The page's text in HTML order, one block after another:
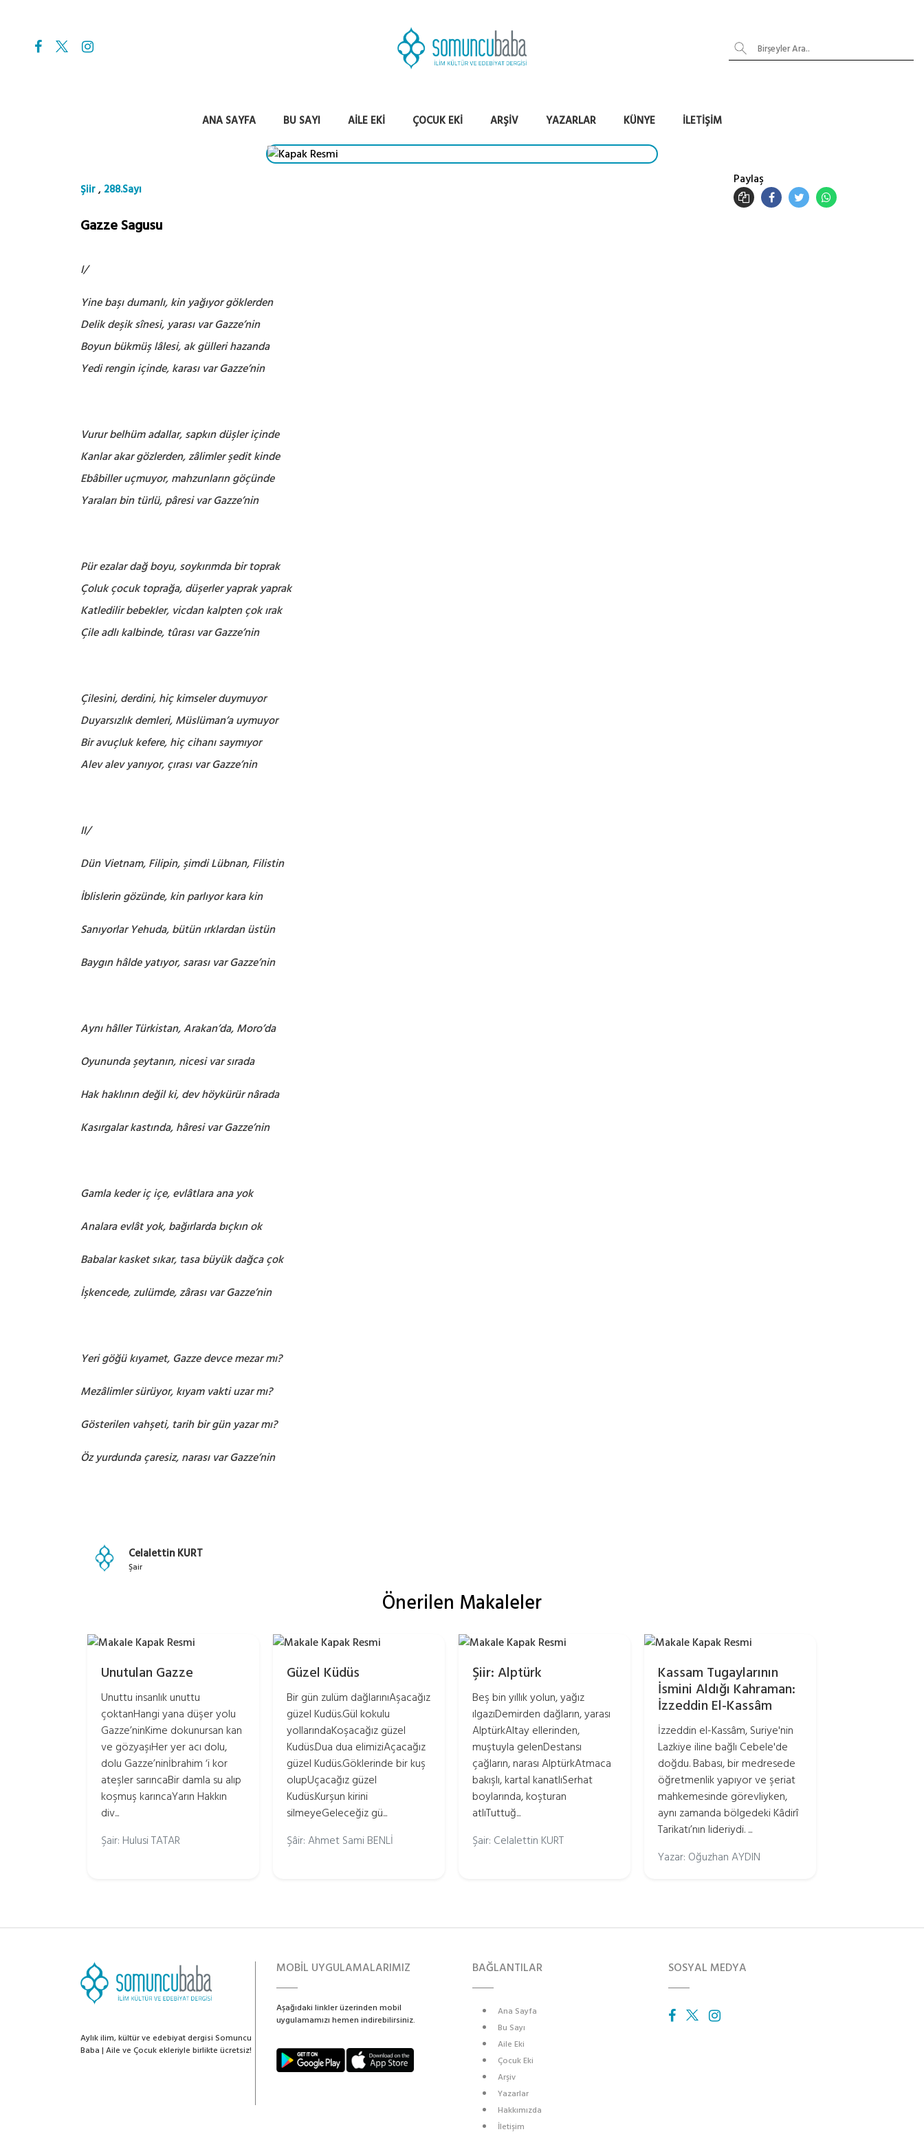
ANA SAYFA BU SAYI AILE EKI ÇOCUK EKI ARŞIV YAZARLAR KÜNYE İLETIŞIM
Şiir, 288.Sayı
Paylaş
Gazze Sagusu
I/
Yine başı dumanlı, kin yağıyor göklerden
Delik deşik sînesi, yarası var Gazze’nin
Boyun bükmüş lâlesi, ak gülleri hazanda
Yedi rengin içinde, karası var Gazze’nin
Vurur belhüm adallar, sapkın düşler içinde
Kanlar akar gözlerden, zâlimler şedit kinde
Ebâbiller uçmuyor, mahzunların göçünde
Yaraları bin türlü, pâresi var Gazze’nin
Pür ezalar dağ boyu, soykırımda bir toprak
Çoluk çocuk toprağa, düşerler yaprak yaprak
Katledilir bebekler, vicdan kalpten çok ırak
Çile adlı kalbinde, tûrası var Gazze’nin
Çilesini, derdini, hiç kimseler duymuyor
Duyarsızlık demleri, Müslüman’a uymuyor
Bir avuçluk kefere, hiç cihanı saymıyor
Alev alev yanıyor, çırası var Gazze’nin
II/
Dün Vietnam, Filipin, şimdi Lübnan, Filistin
İblislerin gözünde, kin parlıyor kara kin
Sanıyorlar Yehuda, bütün ırklardan üstün
Baygın hâlde yatıyor, sarası var Gazze’nin
Aynı hâller Türkistan, Arakan’da, Moro’da
Oyununda şeytanın, nicesi var sırada
Hak haklının değil ki, dev höykürür nârada
Kasırgalar kastında, hâresi var Gazze’nin
Gamla keder iç içe, evlâtlara ana yok
Analara evlât yok, bağırlarda bıçkın ok
Babalar kasket sıkar, tasa büyük dağca çok
İşkencede, zulümde, zârası var Gazze’nin
Yeri göğü kıyamet, Gazze devce mezar mı?
Mezâlimler sürüyor, kıyam vakti uzar mı?
Gösterilen vahşeti, tarih bir gün yazar mı?
Öz yurdunda çaresiz, narası var Gazze’nin
Celalettin KURT
Şair
Önerilen Makaleler
Unutulan Gazze
Unuttu insanlık unuttu
çoktanHangi yana düşer yolu
Gazze’ninKime dokunursan kan
ve gözyaşıHer yer acı dolu,
dolu Gazze’ninİbrahim ‘i kor
ateşler sarıncaBir damla su alıp
koşmuş karıncaYarın Hakkın
div...
Şair: Hulusi TATAR
Güzel Küdüs
Bir gün zulüm dağlarınıAşacağız
güzel Kudüs.Gül kokulu
yollarındaKoşacağız güzel
Kudüs.Dua dua elimiziAçacağız
güzel Kudüs.Göklerinde bir kuş
olupUçacağız güzel
Kudüs.Kurşun kirini
silmeyeGeleceğiz gü...
Şâir: Ahmet Sami BENLİ
Şiir: Alptürk
Beş bin yıllık yolun, yağız
ılgazıDemirden dağların, yarası
AlptürkAltay ellerinden,
muştuyla gelenDestansı
çağların, narası AlptürkAtmaca
bakışlı, kartal kanatlıSerhat
boylarında, koşturan
atlıTuttuğ...
Şair: Celalettin KURT
Kassam Tugaylarının
İsmini Aldığı Kahraman:
İzzeddin El-Kassâm
İzzeddin el-Kassâm, Suriye'nin
Lazkiye iline bağlı Cebele'de
doğdu. Babası, bir medresede
öğretmenlik yapıyor ve şeriat
mahkemesinde görevliyken,
aynı zamanda bölgedeki Kâdirî
Tarikatı’nın lideriydi. ...
Yazar: Oğuzhan AYDIN
Aylık ilim, kültür ve edebiyat dergisi Somuncu
Baba | Aile ve Çocuk ekleriyle birlikte ücretsiz!
MOBİL UYGULAMALARIMIZ
Aşağıdaki linkler üzerinden mobil
uygulamamızı hemen indirebilirsiniz.
BAĞLANTILAR
Ana Sayfa
Bu Sayı
Aile Eki
Çocuk Eki
Arşiv
Yazarlar
Hakkımızda
İletişim
SOSYAL MEDYA